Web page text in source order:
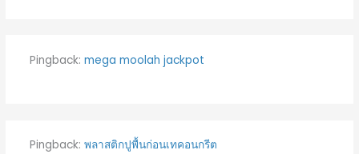
Pingback: mega moolah jackpot
Pingback: พลาสติกปูพื้นก่อนเทคอนกรีต